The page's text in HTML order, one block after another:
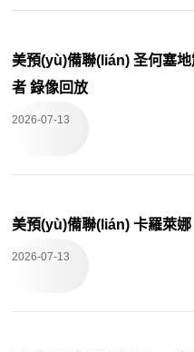
美預(yù)備聯(lián) 圣何塞
者 錄像回放
2026-07-13
美預(yù)備聯(lián) 卡羅萊
2026-07-13